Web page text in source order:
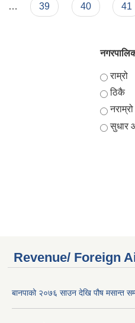
… 39 40 41
Choices
राम्रो
ठिकै
नराम्रो
सुधार
Revenue/ Foreign
बानपाको २०७६ साउन देखि पौष मसान्त